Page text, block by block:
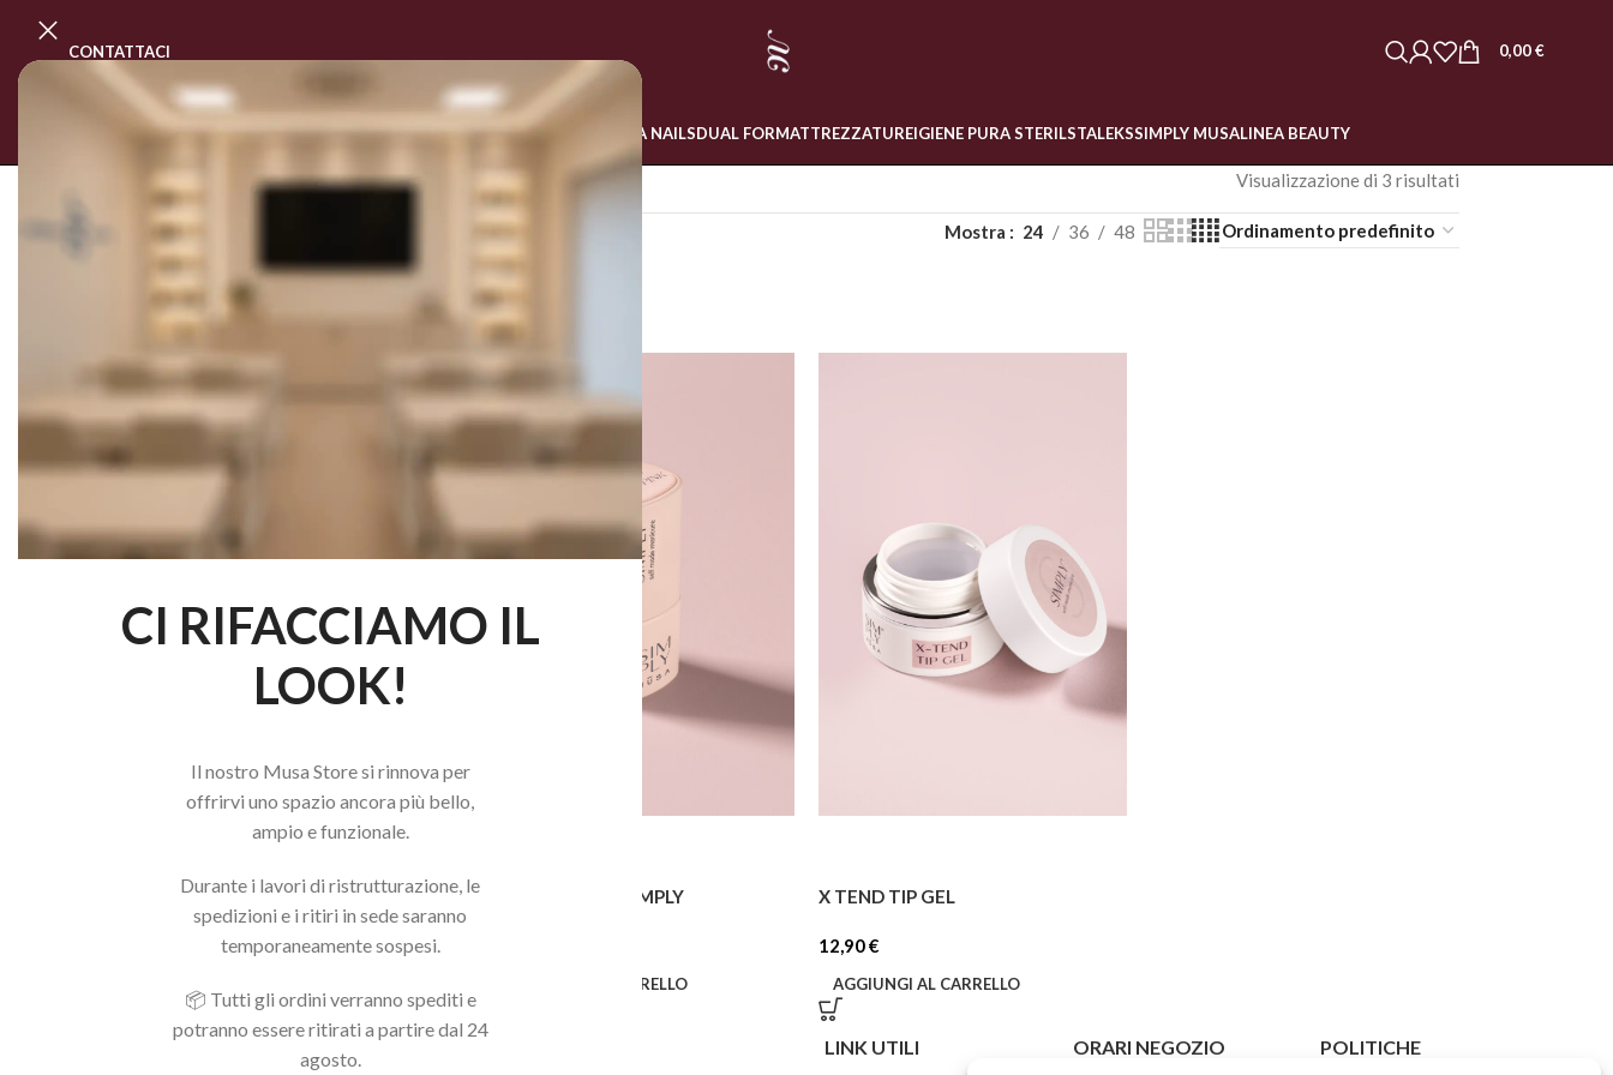
CI RIFACCIAMO IL
LOOK!
Il nostro Musa Store si rinnova per
offrirvi uno spazio ancora più bello,
ampio e funzionale.
Durante i lavori di ristrutturazione, le
spedizioni e i ritiri in sede saranno
temporaneamente sospesi.
📦 Tutti gli ordini verranno spediti e
potranno essere ritirati a partire dal 24
agosto.
CONTATTACI 0,00€
PROGRAMMA MASTER CLASSCORSI ONLINE LINEA NAILSDUAL FORMATTREZZATUREIGIENE PURA STERILSTALEKSSIMPLY MUSALINEA BEAUTY
LINEA SIMPLY MUSA/BASI GEL E TOP COAT Visualizzazione di 3 risultati
Mostra i filtri Mostra 24 36 48
TOP PROTECT SIMPLY
ANTIGRAFFIO
AGGIUNGI AL CARRELLO
TOP SOFT PINK SIMPLY
AGGIUNGI AL CARRELLO
X TEND TIP GEL
12,90€
AGGIUNGI AL CARRELLO
LINK UTILI ORARI NEGOZIO POLITICHE